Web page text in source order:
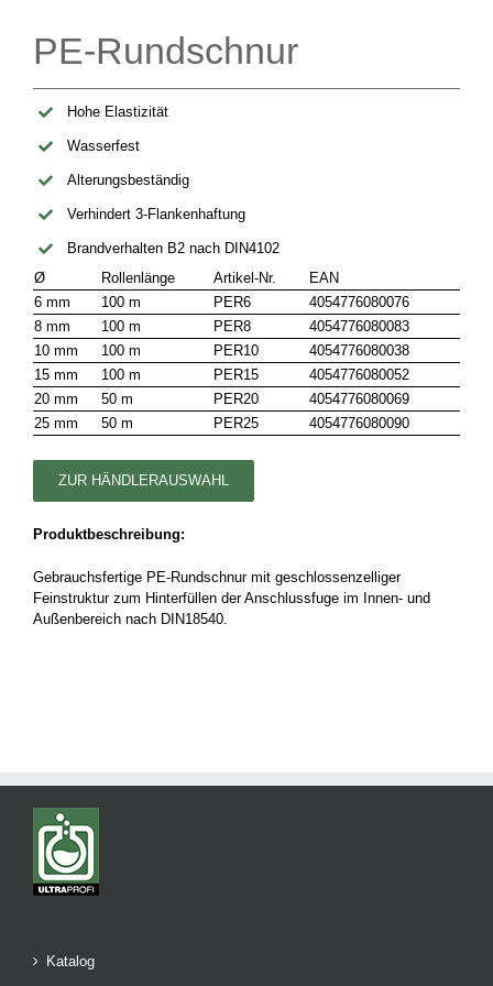
PE-Rundschnur
Hohe Elastizität
Wasserfest
Alterungsbeständig
Verhindert 3-Flankenhaftung
Brandverhalten B2 nach DIN4102
Ø
Rollenlänge Artikel-Nr.
EAN
6 mm
100 m PER6
4054776080076
8 mm
100 m PER8
4054776080083
10 mm
100 m PER10
4054776080038
15 mm
100 m PER15
4054776080052
20 mm
50 m PER20
4054776080069
25 mm
50 m PER25 4054776080090
ZUR HÄNDLERAUSWAHL
Produktbeschreibung:
Gebrauchsfertige PE-Rundschnur mit geschlossenzelliger
Feinstruktur zum Hinterfüllen der Anschlussfuge im Innen- und
Außenbereich nach DIN18540.
Katalog